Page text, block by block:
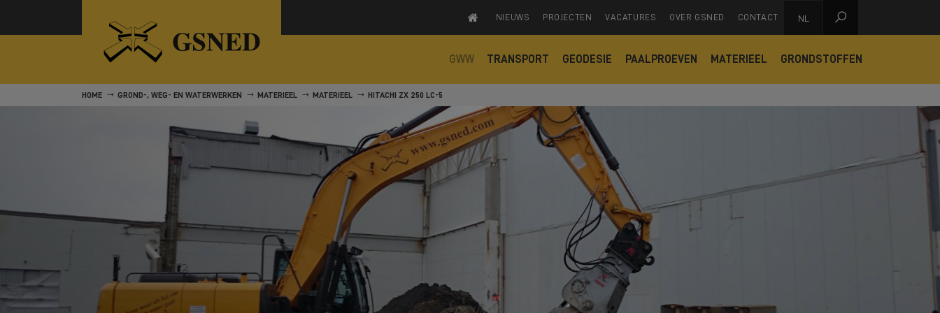
NIEUWS PROJECTEN VACATURES OVER GSNED CONTACT NL 
GWW TRANSPORT GEODESIE PAALPROEVEN MATERIEEL GRONDSTOFFEN
HOME GROND-, WEG- EN WATERWERKEN MATERIEEL MATERIEEL HITACHI ZX 250 LC-5